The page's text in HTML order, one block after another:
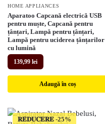
HOME APPLIANCES
Aparatoo Capcană electrică USB
pentru muște, Capcană pentru
țânțari, Lampă pentru țânțari,
Lampă pentru uciderea țânțarilor
cu lumină
139,99 lei
Adaugă în coș
𝐑𝐄𝐃𝐔𝐂𝐄𝐑𝐄